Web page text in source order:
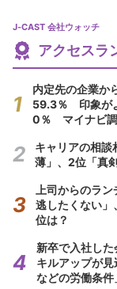
J-CAST 会社ウォッチ
アクセスラ
内定先の企業か
59.3％ 印象が
0％ マイナビ
キャリアの相
薄」、2位「真
上司からのラ
逃したくない」
位は？
新卒で入社し
キルアップが
などの労働条件